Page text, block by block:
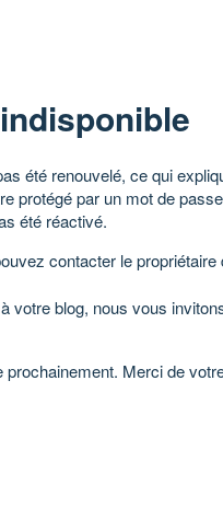
été renouvelé, ce qui
protégé par un mot de
été réactivé.
contacter le propriétaire
votre blog, nous vous
Merci de